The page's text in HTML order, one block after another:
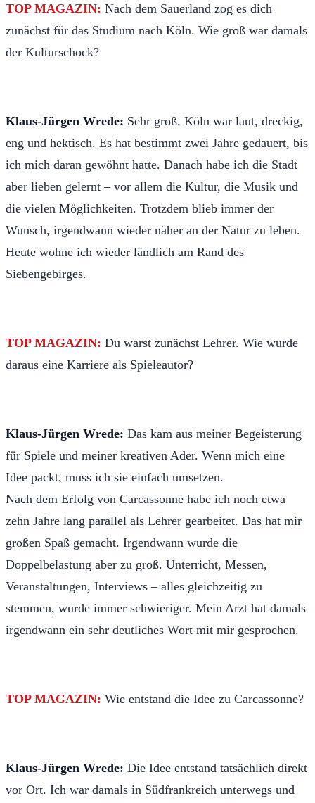
TOP MAGAZIN: Nach dem Sauerland zog es dich
zunächst für das Studium nach Köln. Wie groß war damals
der Kulturschock?
Klaus-Jürgen Wrede: Sehr groß. Köln war laut, dreckig,
eng und hektisch. Es hat bestimmt zwei Jahre gedauert, bis
ich mich daran gewöhnt hatte. Danach habe ich die Stadt
aber lieben gelernt – vor allem die Kultur, die Musik und
die vielen Möglichkeiten. Trotzdem blieb immer der
Wunsch, irgendwann wieder näher an der Natur zu leben.
Heute wohne ich wieder ländlich am Rand des
Siebengebirges.
TOP MAGAZIN: Du warst zunächst Lehrer. Wie wurde
daraus eine Karriere als Spieleautor?
Klaus-Jürgen Wrede: Das kam aus meiner Begeisterung
für Spiele und meiner kreativen Ader. Wenn mich eine
Idee packt, muss ich sie einfach umsetzen.
Nach dem Erfolg von Carcassonne habe ich noch etwa
zehn Jahre lang parallel als Lehrer gearbeitet. Das hat mir
großen Spaß gemacht. Irgendwann wurde die
Doppelbelastung aber zu groß. Unterricht, Messen,
Veranstaltungen, Interviews – alles gleichzeitig zu
stemmen, wurde immer schwieriger. Mein Arzt hat damals
irgendwann ein sehr deutliches Wort mit mir gesprochen.
TOP MAGAZIN: Wie entstand die Idee zu Carcassonne?
Klaus-Jürgen Wrede: Die Idee entstand tatsächlich direkt
vor Ort. Ich war damals in Südfrankreich unterwegs und